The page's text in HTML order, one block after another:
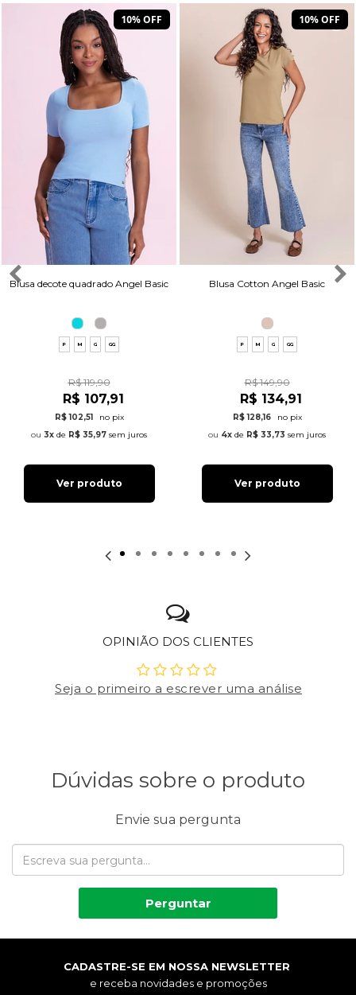
10% OFF
Blusa decote quadrado Angel Basic
P M G GG
R$ 119,90
R$ 107,91
R$ 102,51
no pix
3x de R$ 35,97 sem juros
Ver produto
10% OFF
Blusa Cotton Angel Basic
P M G GG
R$ 149,90
R$ 134,91
R$ 128,16
no pix
4x de R$ 33,73 sem juros
Ver produto
OPINIÃO DOS CLIENTES
Seja o primeiro a escrever uma análise
Dúvidas sobre o produto
Envie sua pergunta
Perguntar
CADASTRE-SE EM NOSSA NEWSLETTER
e receba novidades e promoções